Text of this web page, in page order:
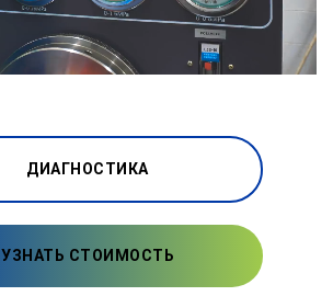
ДИАГНОСТИКА
УЗНАТЬ СТОИМОСТЬ